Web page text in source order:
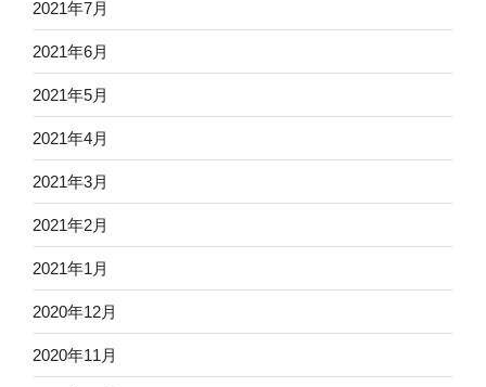
2021年7月
2021年6月
2021年5月
2021年4月
2021年3月
2021年2月
2021年1月
2020年12月
2020年11月